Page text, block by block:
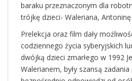
baraku przeznaczonym dla
trójkę dzieci- Waleriana, Antoninę
Prelekcja oraz film dały
codziennego życia syberyjskich
dwójką dzieci zmarłego w 1992
Walerianem, były szansą